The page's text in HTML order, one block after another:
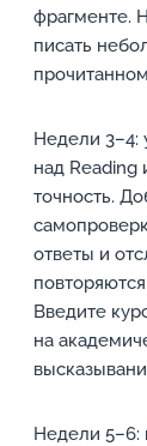
фрагменте.
писать
Недели 3–4:
над Reading
точность.
ответы и
Введите
на
Недели 5–6: